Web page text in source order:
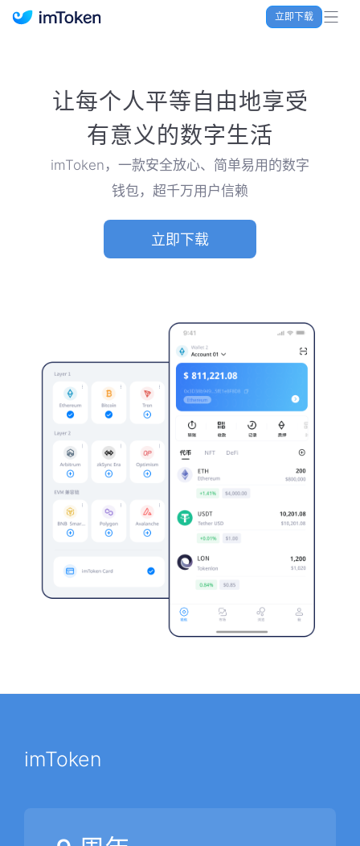
立即下载
imToken 官网｜联合TRX空投大礼包
让每个人平等自由地享受
有意义的数字生活
imToken，一款安全放心、简单易用的数字
钱包，超千万用户信赖
立即下载
imToken